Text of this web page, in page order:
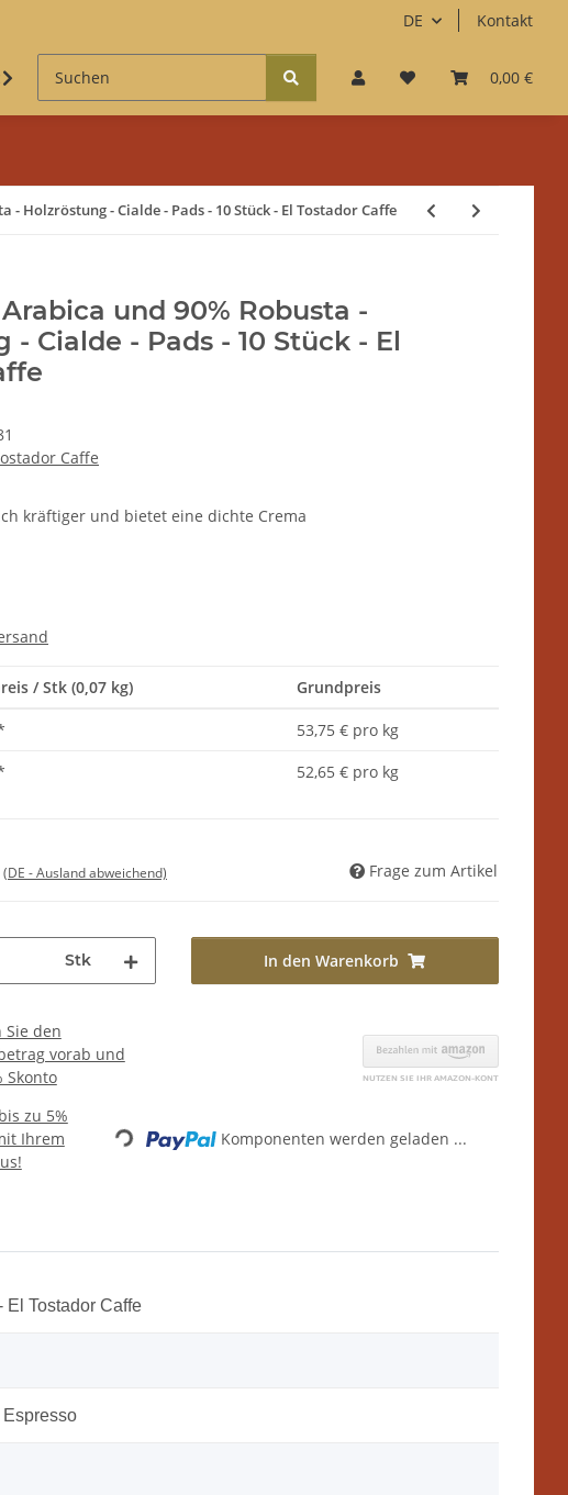
DE Kontakt
0,00 €
& Zubehör Kaffee & Süßes Accessoires
- Holzröstung - Cialde - Pads - 10 Stück - El Tostador Caffe
Arabica und 90% Robusta -
- Cialde - Pads - 10 Stück - El
Caffe
kräftiger und bietet eine dichte Crema
/ Stk (0,07 kg) Grundpreis
53,75 € pro kg
52,65 € pro kg
(DE - Ausland abweichend) Frage zum Artikel
Stk In den Warenkorb
Sie den
vorab und
Skonto
zu 5%
Ihrem
Loading... Komponenten werden geladen ...
El Tostador Caffe